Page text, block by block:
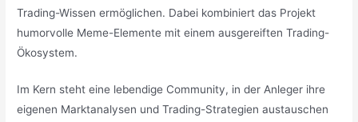
Trading-Wissen ermöglichen. Dabei kombiniert das Projekt
humorvolle Meme-Elemente mit einem ausgereiften Trading-
Ökosystem.
Im Kern steht eine lebendige Community, in der Anleger ihre
eigenen Marktanalysen und Trading-Strategien austauschen